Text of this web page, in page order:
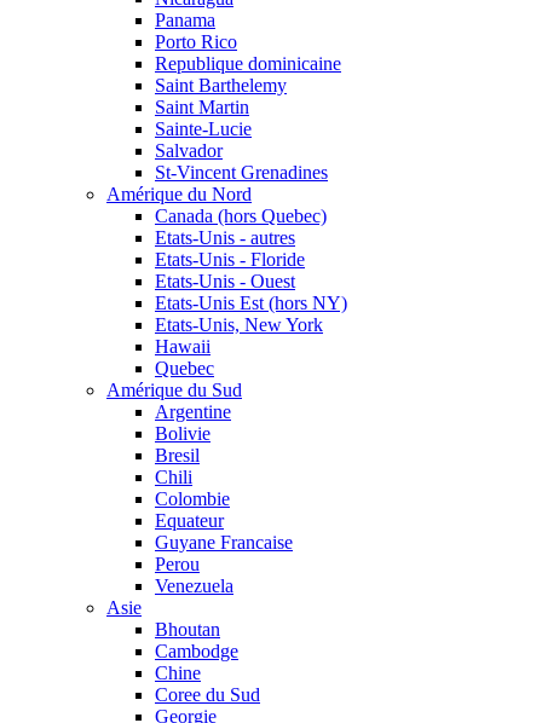
Panama
Porto Rico
Republique dominicaine
Saint Barthelemy
Saint Martin
Sainte-Lucie
Salvador
St-Vincent Grenadines
Amérique du Nord
Canada (hors Quebec)
Etats-Unis - autres
Etats-Unis - Floride
Etats-Unis - Ouest
Etats-Unis Est (hors NY)
Etats-Unis, New York
Hawaii
Quebec
Amérique du Sud
Argentine
Bolivie
Bresil
Chili
Colombie
Equateur
Guyane Francaise
Perou
Venezuela
Asie
Bhoutan
Cambodge
Chine
Coree du Sud
Georgie